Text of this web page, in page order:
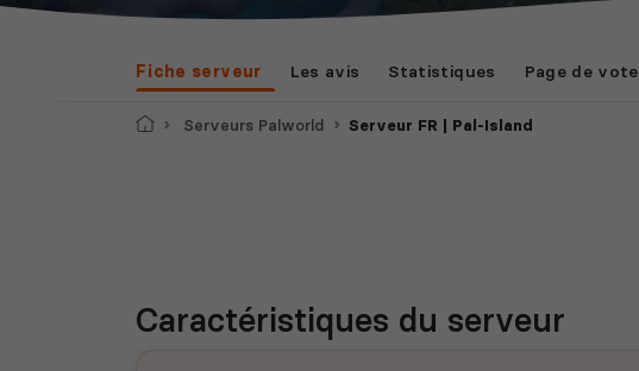
Fiche serveur Les avis Statistiques Page de vote
AccueilServeurs Palworld Serveur FR | Pal-Island
Caractéristiques du serveur